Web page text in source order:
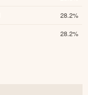
28.2%
28.2%